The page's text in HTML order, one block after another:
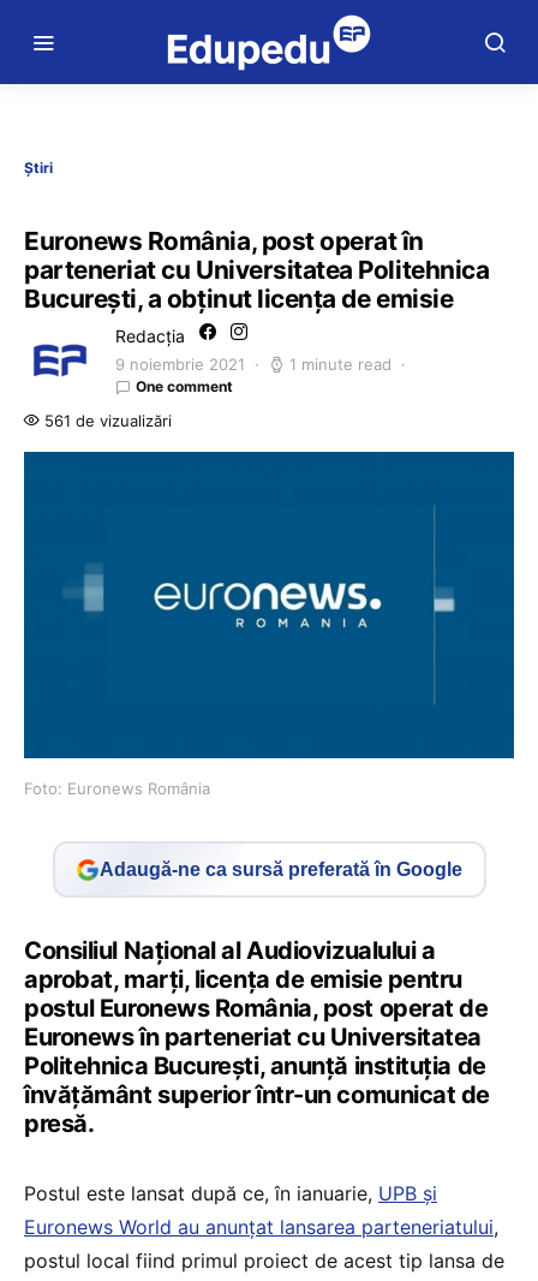
Știri
Euronews România, post operat în
parteneriat cu Universitatea Politehnica
București, a obținut licența de emisie
Redacția
9 noiembrie 2021 1 minute read
One comment
561 de vizualizări
Foto: Euronews România
Adaugă-ne ca sursă preferată în Google
Consiliul Național al Audiovizualului a
aprobat, marți, licența de emisie pentru
postul Euronews România, post operat de
Euronews în parteneriat cu Universitatea
Politehnica București, anunță instituția de
învățământ superior într-un comunicat de
presă.
Postul este lansat după ce, în ianuarie, UPB și
Euronews World au anunțat lansarea parteneriatului,
postul local fiind primul proiect de acest tip lansa de